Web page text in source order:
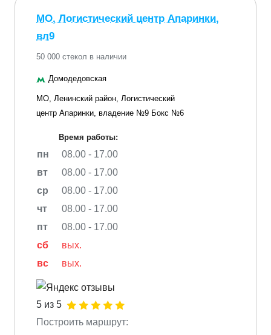
МО, Логистический центр Апаринки,
вл9
50 000 стекол в наличии
Домодедовская
МО, Ленинский район, Логистический
центр Апаринки, владение №9 Бокс №6
Время работы:
пн
08.00 - 17.00
вт
08.00 - 17.00
ср
08.00 - 17.00
чт
08.00 - 17.00
пт
08.00 - 17.00
сб
вых.
вс
вых.
5 из 5
Построить маршрут: